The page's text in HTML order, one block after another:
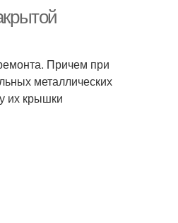
Причем при
металлических
их крышки